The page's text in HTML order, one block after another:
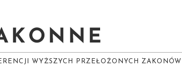
WYŻSZYCH PRZEŁOŻONYCH